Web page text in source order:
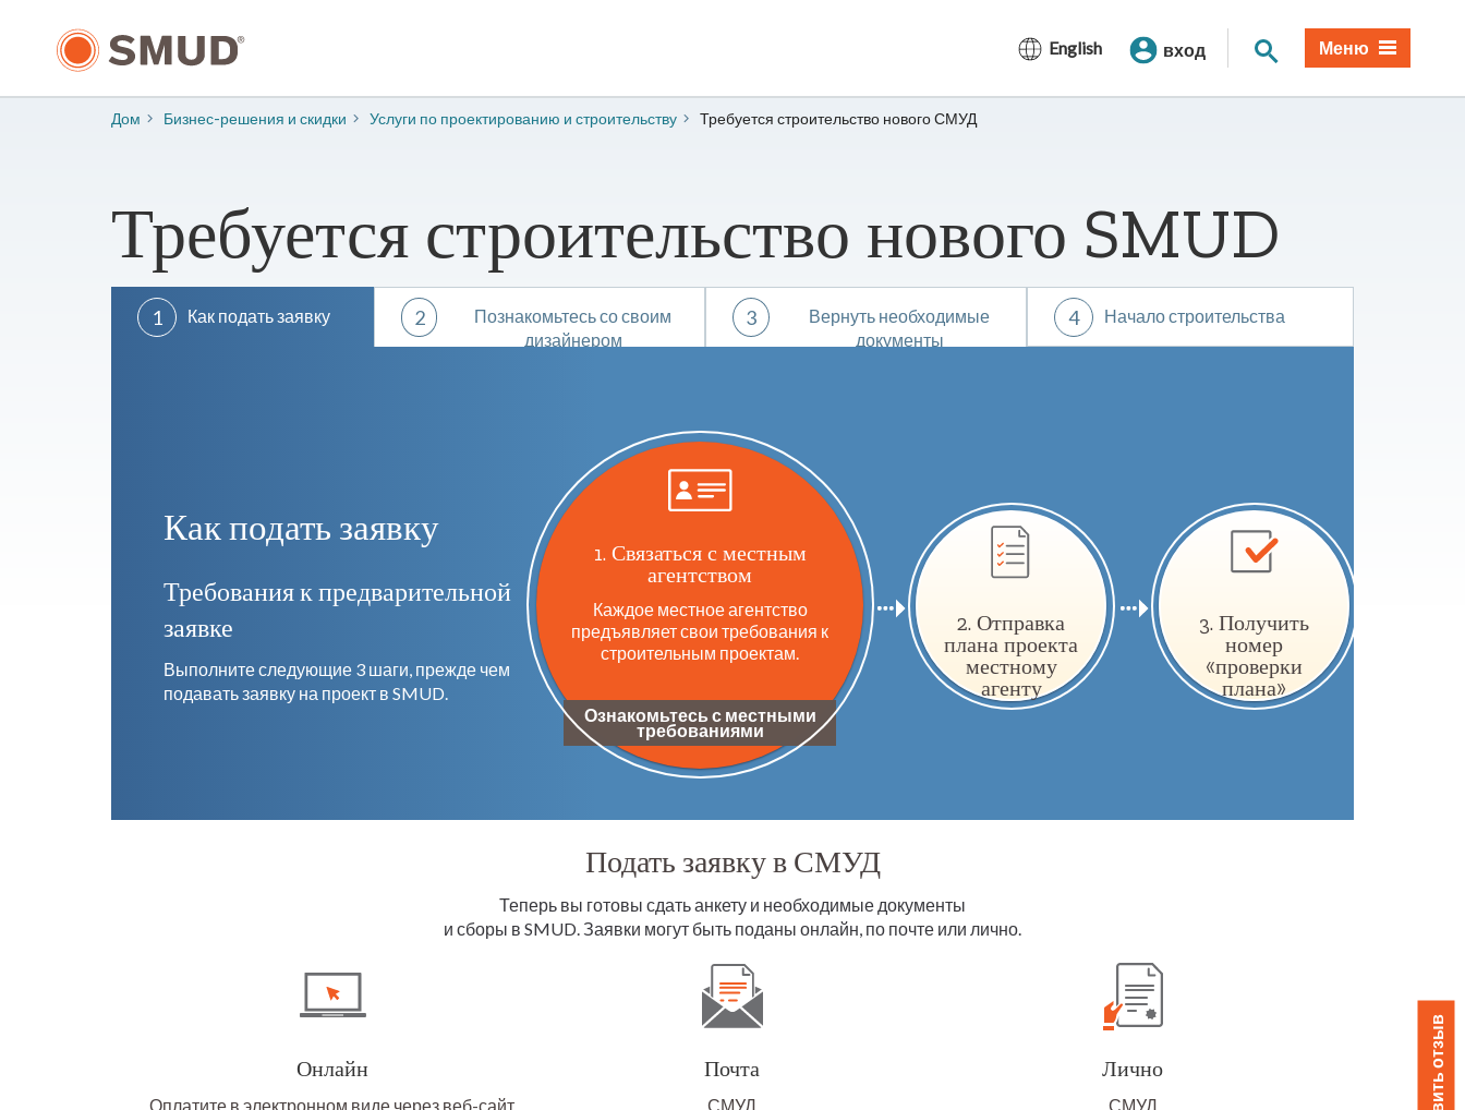
основному
English вход Поиск по сайту
Меню
Дом Бизнес-решения и скидки ​Услуги по проектированию и строительству Требуется строительство нового СМУД
Требуется строительство нового SMUD
1 Как подать заявку 2
Познакомьтесь со своим
дизайнером
3
Вернуть необходимые
документы
4 Начало строительства
Как подать заявку
Требования к предварительной
заявке
Выполните следующие 3 шаги, прежде чем
подавать заявку на проект в SMUD.
1. Связаться с местным
агентством
Каждое местное агентство
предъявляет свои требования к
строительным проектам.
Ознакомьтесь с местными
требованиями
2. Отправка
плана проекта
местному
агенту
3. Получить
номер
«проверки
плана»
Подать заявку в СМУД
Теперь вы готовы сдать анкету и необходимые документы
и сборы в SMUD. Заявки могут быть поданы онлайн, по почте или лично.
Онлайн
Оплатите в электронном виде через веб-сайт
Почта
СМУД
Лично
СМУД